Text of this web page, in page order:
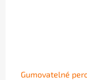
Gumovatelné